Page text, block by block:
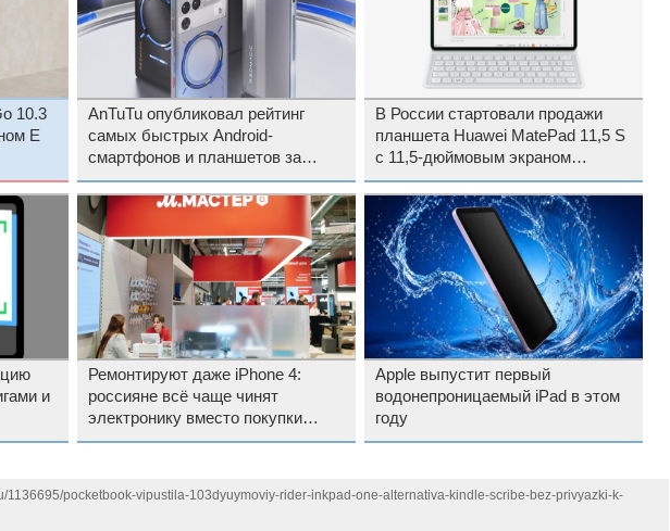
10.3
E
AnTuTu опубликовал рейтинг
самых быстрых Android-
смартфонов и планшетов за
январь
В России стартовали продажи
планшета Huawei MatePad 11,5 S
с 11,5-дюймовым экраном
PaperMatte
и
Ремонтируют даже iPhone 4:
россияне всё чаще чинят
электронику вместо покупки
новой
Apple выпустит первый
водонепроницаемый iPad в этом
году
1136695/pocketbook-vipustila-103dyuymoviy-rider-inkpad-one-alternativa-kindle-scribe-bez-privyazki-k-